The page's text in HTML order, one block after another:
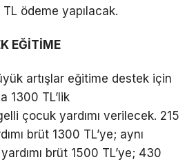
ödeme yapılacak.
EĞİTİME
artışlar eğitime destek için
1300 TL’lik
çocuk yardımı verilecek. 215
brüt 1300 TL’ye; aynı
brüt 1500 TL’ye; 430